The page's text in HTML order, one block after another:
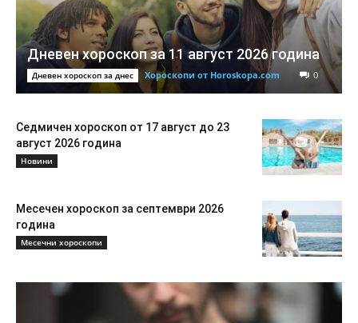
Дневен хороскоп за 11 август 2026 година
Дневен хороскоп за днес Хороскопи от Horoskopa.com 0
Седмичен хороскоп от 17 август до 23
август 2026 година
Новини
Месечен хороскоп за септември 2026
година
Месечни хороскопи